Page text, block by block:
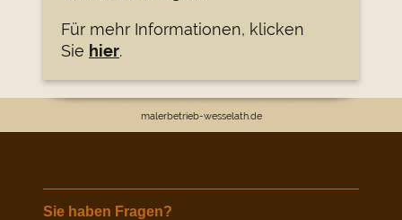
Für mehr Informationen, klicken
Sie hier.
malerbetrieb-wesselath.de
Sie haben Fragen?